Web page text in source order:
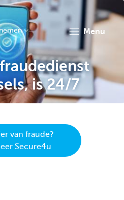
menu
is 24/7
van fraude?
Secure4u